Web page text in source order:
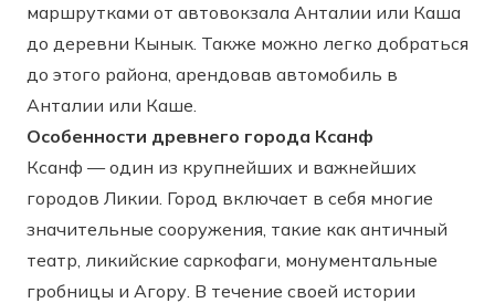
маршрутками от автовокзала Анталии или Каша
до деревни Кынык. Также можно легко добраться
до этого района, арендовав автомобиль в
Анталии или Каше.
Особенности древнего города Ксанф
Ксанф — один из крупнейших и важнейших
городов Ликии. Город включает в себя многие
значительные сооружения, такие как античный
театр, ликийские саркофаги, монументальные
гробницы и Агору. В течение своей истории